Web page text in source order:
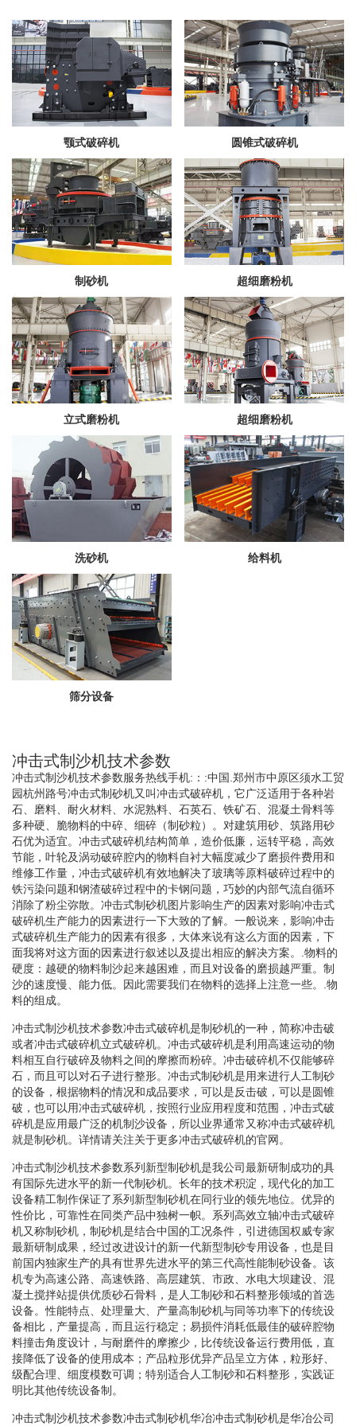
颚式破碎机 圆锥式破碎机
制砂机 超细磨粉机
立式磨粉机 超细磨粉机
洗砂机 给料机
筛分设备
冲击式制沙机技术参数
冲击式制沙机技术参数服务热线手机:：:中国.郑州市中原区须水工贸
园杭州路号冲击式制砂机又叫冲击式破碎机，它广泛适用于各种岩
石、磨料、耐火材料、水泥熟料、石英石、铁矿石、混凝土骨料等
多种硬、脆物料的中碎、细碎（制砂粒）。对建筑用砂、筑路用砂
石优为适宜。冲击式破碎机结构简单，造价低廉，运转平稳，高效
节能，叶轮及涡动破碎腔内的物料自衬大幅度减少了磨损件费用和
维修工作量，冲击式破碎机有效地解决了玻璃等原料破碎过程中的
铁污染问题和钢渣破碎过程中的卡钢问题，巧妙的内部气流自循环
消除了粉尘弥散。冲击式制砂机图片影响生产的因素对影响冲击式
破碎机生产能力的因素进行一下大致的了解。一般说来，影响冲击
式破碎机生产能力的因素有很多，大体来说有这么方面的因素，下
面我将对这方面的因素进行叙述以及提出相应的解决方案。.物料的
硬度：越硬的物料制沙起来越困难，而且对设备的磨损越严重。制
沙的速度慢、能力低。因此需要我们在物料的选择上注意一些。.物
料的组成。
冲击式制沙机技术参数冲击式破碎机是制砂机的一种，简称冲击破
或者冲击式破碎机立式破碎机。冲击式破碎机是利用高速运动的物
料相互自行破碎及物料之间的摩擦而粉碎。冲击破碎机不仅能够碎
石，而且可以对石子进行整形。冲击式制砂机是用来进行人工制砂
的设备，根据物料的情况和成品要求，可以是反击破，可以是圆锥
破，也可以用冲击式破碎机，按照行业应用程度和范围，冲击式破
碎机是应用最广泛的机制沙设备，所以业界通常又称冲击式破碎机
就是制砂机。详情请关注关于更多冲击式破碎机的官网。
冲击式制沙机技术参数系列新型制砂机是我公司最新研制成功的具
有国际先进水平的新一代制砂机。长年的技术积淀，现代化的加工
设备精工制作保证了系列新型制砂机在同行业的领先地位。优异的
性价比，可靠性在同类产品中独树一帜。系列高效立轴冲击式破碎
机又称制砂机，制砂机是结合中国的工况条件，引进德国权威专家
最新研制成果，经过改进设计的新一代新型制砂专用设备，也是目
前国内独家生产的具有世界先进水平的第三代高性能制砂设备。该
机专为高速公路、高速铁路、高层建筑、市政、水电大坝建设、混
凝土搅拌站提供优质砂石骨料，是人工制砂和石料整形领域的首选
设备。性能特点、处理量大、产量高制砂机与同等功率下的传统设
备相比，产量提高，而且运行稳定；易损件消耗低最佳的破碎腔物
料撞击角度设计，与耐磨件的摩擦少，比传统设备运行费用低，直
接降低了设备的使用成本；产品粒形优异产品呈立方体，粒形好、
级配合理、细度模数可调；特别适合人工制砂和石料整形，实践证
明比其他传统设备制。
冲击式制沙机技术参数冲击式制砂机华冶冲击式制砂机是华冶公司